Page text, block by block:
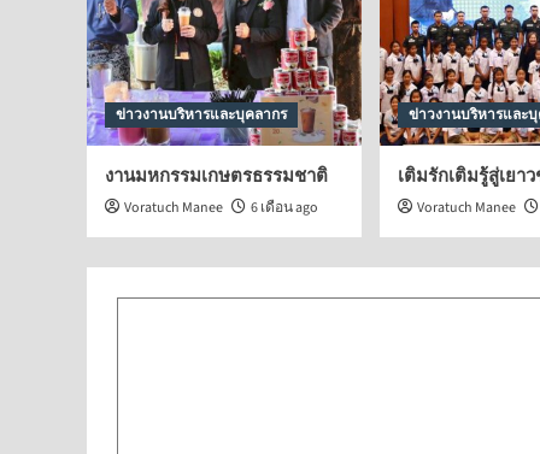
ข่าวกิจกรรมศูนย์ฯ
วันเด็กแห่งชาติ2569
Voratuch Manee 7 เดือน ago
ข่าวงานบริหารและบุคลากร
งานมหกรรมเกษตรธรรมชาติ
Voratuch Manee 6 เดือน ago
ข่าวงานบริหารและ
เติมรักเติมรู้สู่เยา
Voratuch Manee